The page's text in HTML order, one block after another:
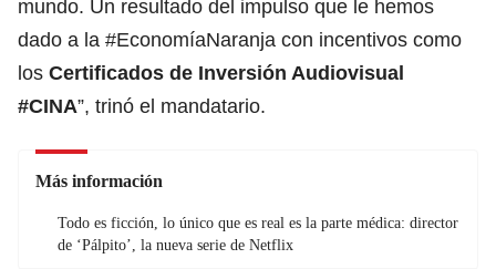
mundo. Un resultado del impulso que le hemos
dado a la #EconomíaNaranja con incentivos como
los Certificados de Inversión Audiovisual
#CINA”, trinó el mandatario.
Más información
Todo es ficción, lo único que es real es la parte médica: director
de ‘Pálpito’, la nueva serie de Netflix